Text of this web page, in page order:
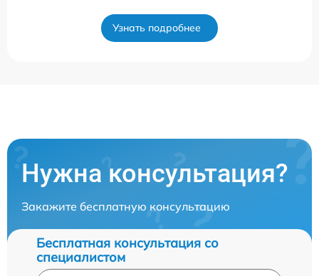
Узнать подробнее
Нужна консультация?
Закажите бесплатную консультацию
Бесплатная консультация со
специалистом